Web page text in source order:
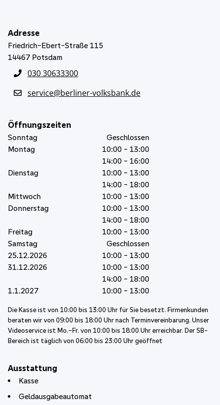
Adresse
Friedrich-Ebert-Straße 115
14467 Potsdam
030 30633300
service@berliner-volksbank.de
Öffnungszeiten
Sonntag
Geschlossen
Montag
10:00 - 13:00
14:00 - 16:00
Dienstag
10:00 - 13:00
14:00 - 18:00
Mittwoch
10:00 - 13:00
Donnerstag
10:00 - 13:00
14:00 - 18:00
Freitag
10:00 - 13:00
Samstag
Geschlossen
25.12.2026
10:00 - 13:00
31.12.2026
10:00 - 13:00
14:00 - 18:00
1.1.2027
10:00 - 13:00
Die Kasse ist von 10:00 bis 13:00 Uhr für Sie besetzt. Firmenkunden
beraten wir von 09:00 bis 18:00 Uhr nach Terminvereinbarung. Unser
Videoservice ist Mo.–Fr. von 10:00 bis 18:00 Uhr erreichbar. Der SB-
Bereich ist täglich von 06:00 bis 23:00 Uhr geöffnet
Ausstattung
Kasse
Geldausgabeautomat